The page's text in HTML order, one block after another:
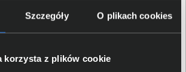
Szczegóły O plikach cookies
korzysta z plików cookie
HP